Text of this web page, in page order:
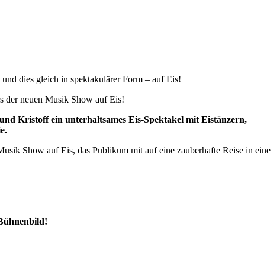
dies gleich in spektakulärer Form – auf Eis!
der neuen Musik Show auf Eis!
Kristoff ein unterhaltsames Eis-Spektakel mit Eistänzern,
Show auf Eis, das Publikum mit auf eine zauberhafte Reise in eine